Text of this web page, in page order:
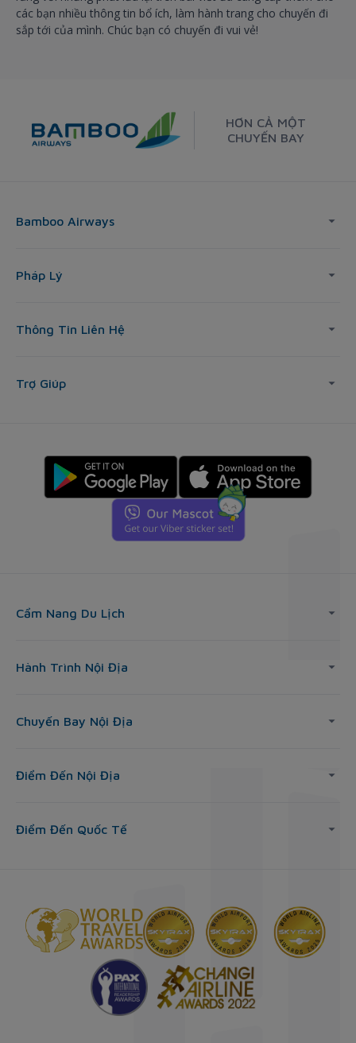
các bạn nhiều thông tin bổ ích, làm hành trang cho chuyến đi
sắp tới của mình. Chúc bạn có chuyến đi vui vẻ!
HƠN CẢ MỘT
CHUYẾN BAY
Bamboo Airways
Pháp Lý
Thông Tin Liên Hệ
Trợ Giúp
Cẩm Nang Du Lịch
Hành Trình Nội Địa
Chuyến Bay Nội Địa
Điểm Đến Nội Địa
Điểm Đến Quốc Tế